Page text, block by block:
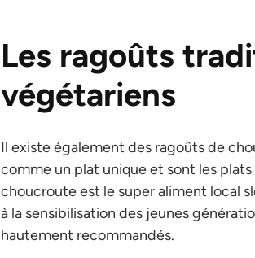
Les ragoûts
végétariens
Il existe également des ragoûts de
comme un plat unique et sont les
choucroute est le super aliment local
à la sensibilisation des jeunes
hautement recommandés.